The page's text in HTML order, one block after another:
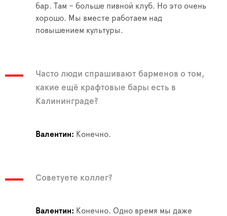
бар. Там – больше пивной клуб. Но это очень
хорошо. Мы вместе работаем над
повышением культуры.
Часто люди спрашивают барменов о том,
какие ещё крафтовые бары есть в
Калининграде?
Валентин Конечно.
Советуете коллег?
Валентин
Конечно. Одно время мы даже